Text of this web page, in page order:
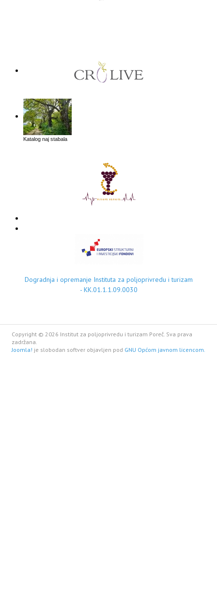
Katalog naj stabala
Dogradnja i opremanje Instituta za poljoprivredu i turizam
- KK.01.1.1.09.0030
Copyright © 2026 Institut za poljoprivredu i turizam Poreč. Sva prava
zadržana.
Joomla! je slobodan softver objavljen pod GNU Općom javnom licencom.